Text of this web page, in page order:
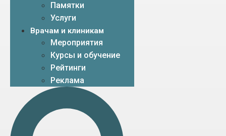
Памятки
Услуги
Врачам и клиникам
Мероприятия
Курсы и обучение
Рейтинги
Реклама